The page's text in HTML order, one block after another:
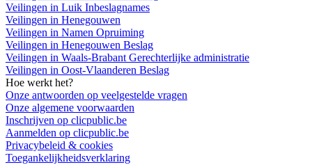
Veilingen in Luik Inbeslagnames
Veilingen in Henegouwen
Veilingen in Namen Opruiming
Veilingen in Henegouwen Beslag
Veilingen in Waals-Brabant Gerechterlijke administratie
Veilingen in Oost-Vlaanderen Beslag
Hoe werkt het?
Onze antwoorden op veelgestelde vragen
Onze algemene voorwaarden
Inschrijven op clicpublic.be
Aanmelden op clicpublic.be
Privacybeleid & cookies
Toegankelijkheidsverklaring